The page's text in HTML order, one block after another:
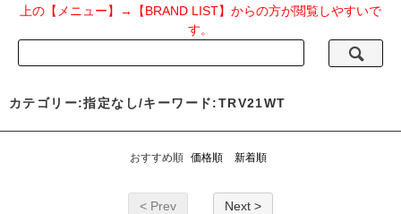
上の【メニュー】→【BRAND LIST】からの方が閲覧しやすいで
す。
カテゴリー:指定なし/キーワード:TRV21WT
おすすめ順 価格順 新着順
< Prev Next >